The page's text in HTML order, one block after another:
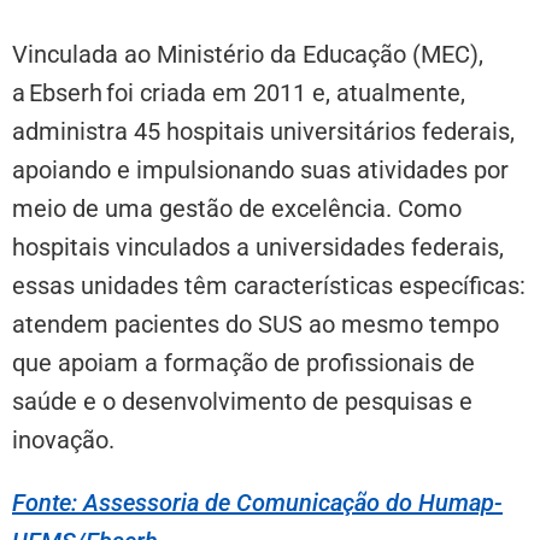
Vinculada ao Ministério da Educação (MEC),
a Ebserh foi criada em 2011 e, atualmente,
administra 45 hospitais universitários federais,
apoiando e impulsionando suas atividades por
meio de uma gestão de excelência. Como
hospitais vinculados a universidades federais,
essas unidades têm características específicas:
atendem pacientes do SUS ao mesmo tempo
que apoiam a formação de profissionais de
saúde e o desenvolvimento de pesquisas e
inovação.
Fonte: Assessoria de Comunicação do Humap-